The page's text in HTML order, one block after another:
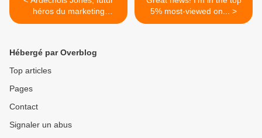
héros du marketing
territorial de ...
5% most-viewed on... >
Hébergé par Overblog
Top articles
Pages
Contact
Signaler un abus